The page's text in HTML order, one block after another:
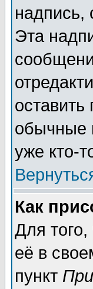
надпись,
Эта
оставить
обычные
уже кто-
Как
Для
её в
пункт